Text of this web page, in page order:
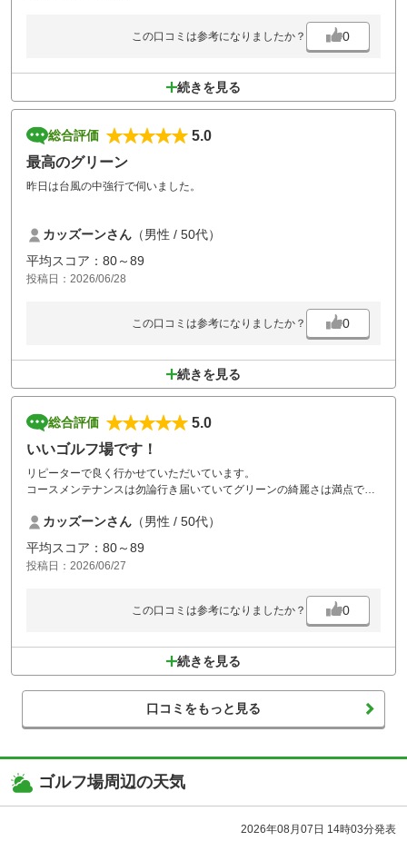
この口コミは参考になりましたか？ 0
続きを見る
総合評価
5.0
最高のグリーン
昨日は台風の中強行で伺いました。
まさかの雨全く降らず太陽も少し顔出して最高のゴルフでした。
グリーンコンディションもいつも通りでいい感じ。
いつも笑顔で迎えてくれるフロントの方、マスター室の方気持ちよくプ
レーできる環境ありがとうございました。
また伺います。
よろしくお願いします。
カッズーンさん （男性 / 50代）
平均スコア：80～89
投稿日：2026/06/28
この口コミは参考になりましたか？ 0
続きを見る
総合評価
5.0
いいゴルフ場です！
リピーターで良く行かせていただいています。
コースメンテナンスは勿論行き届いていてグリーンの綺麗さは満点で
レストランの食事もバリエーション豊富で満足出来ます。
食後のデザートの種類がもう少しあれば完璧ですね！
また来週行きまーす
カッズーンさん （男性 / 50代）
平均スコア：80～89
投稿日：2026/06/27
この口コミは参考になりましたか？ 0
続きを見る
口コミをもっと見る
ゴルフ場周辺の天気
2026年08月07日 14時03分発表